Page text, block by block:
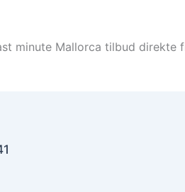
minute Mallorca tilbud direkte